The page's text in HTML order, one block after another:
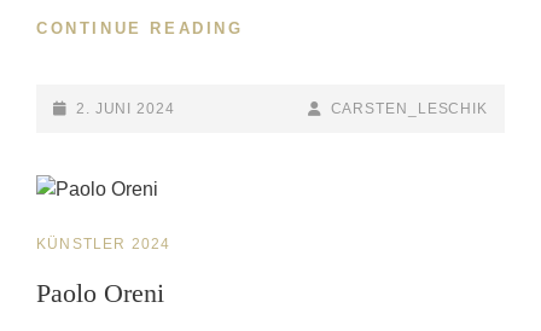
CONTINUE READING
POSTED-
2. JUNI 2024
BY
BYLINE
CARSTEN_LESCHIK
CAT
KÜNSTLER 2024
Paolo Oreni